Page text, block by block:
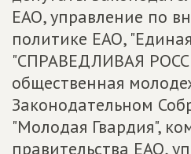
ЕАО, управление по
политике ЕАО,
"СПРАВЕДЛИВАЯ
общественная
Законодательном
"Молодая Гвардия",
правительства ЕАО,